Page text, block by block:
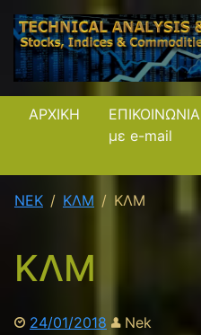
ΑΡΧΙΚΗ
ΕΠΙΚΟΙΝΩΝΙΑ
με e-mail
NEK ΚΛΜ ΚΛΜ
ΚΛΜ
24/01/2018 Nek